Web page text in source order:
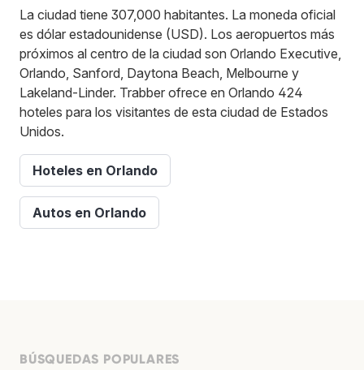
La ciudad tiene 307,000 habitantes. La moneda oficial
es dólar estadounidense (USD). Los aeropuertos más
próximos al centro de la ciudad son Orlando Executive,
Orlando, Sanford, Daytona Beach, Melbourne y
Lakeland-Linder. Trabber ofrece en Orlando 424
hoteles para los visitantes de esta ciudad de Estados
Unidos.
Hoteles en Orlando
Autos en Orlando
BÚSQUEDAS POPULARES